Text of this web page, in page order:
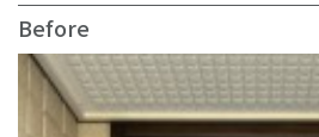
Before